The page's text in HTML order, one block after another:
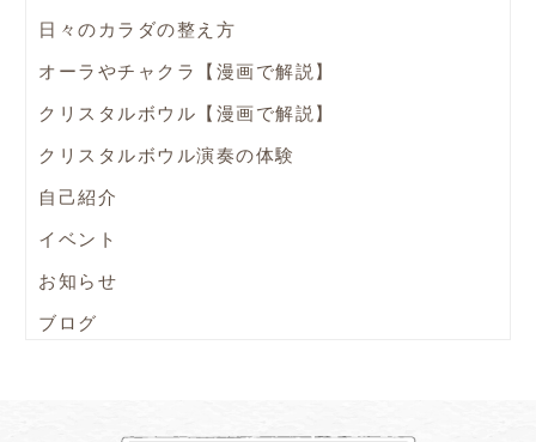
日々のカラダの整え方
オーラやチャクラ【漫画で解説】
クリスタルボウル【漫画で解説】
クリスタルボウル演奏の体験
自己紹介
イベント
お知らせ
ブログ